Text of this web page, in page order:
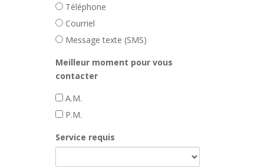
Téléphone
Courriel
Message texte (SMS)
Meilleur moment pour vous
contacter
A.M.
P.M.
Service requis